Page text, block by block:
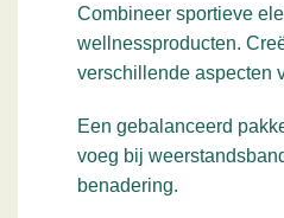
Combineer sportieve
wellnessproducten.
verschillende aspecten
Een gebalanceerd
voeg bij
benadering.